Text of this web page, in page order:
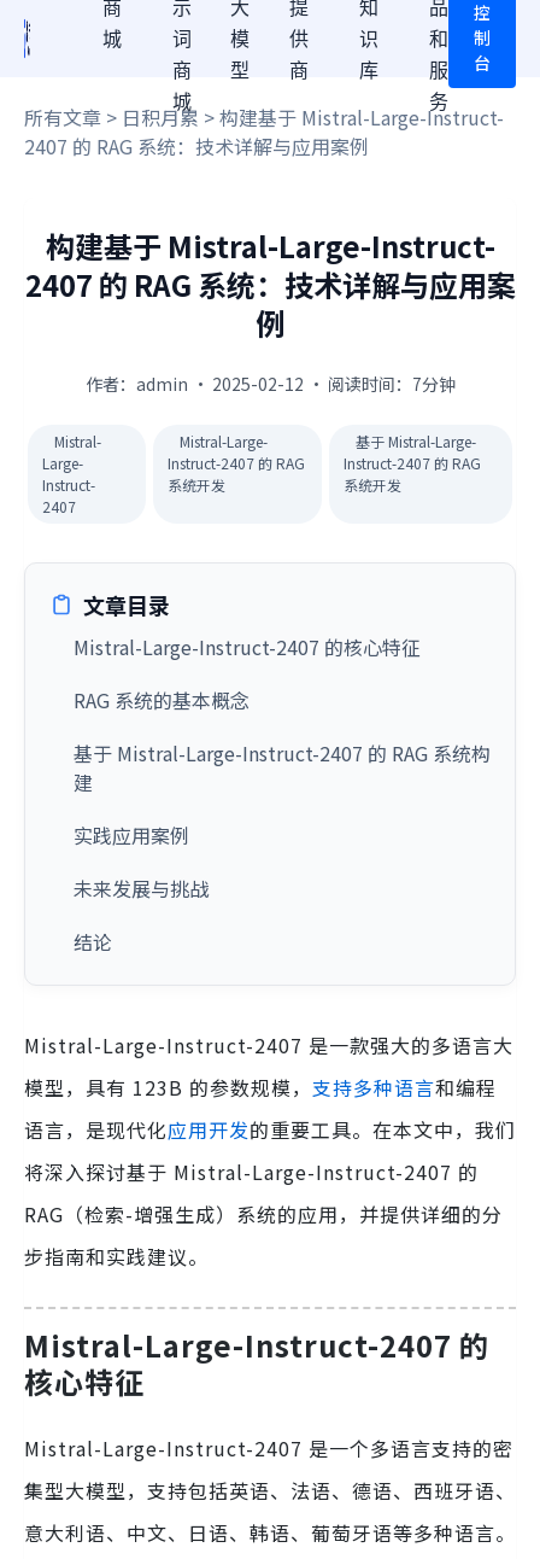
商
城
示
词
商
城
大
模
型
提
供
商
知
识
库
品
和
服
务
控
制
台
所有文章 > 日积月累 > 构建基于 Mistral-Large-Instruct-
2407 的 RAG 系统：技术详解与应用案例
构建基于 Mistral-Large-Instruct-
2407 的 RAG 系统：技术详解与应用案
例
作者：admin · 2025-02-12 · 阅读时间：7分钟
Mistral-
Large-
Instruct-
2407
Mistral-Large-
Instruct-2407 的 RAG
系统开发
基于 Mistral-Large-
Instruct-2407 的 RAG
系统开发
文章目录
Mistral-Large-Instruct-2407 的核心特征
RAG 系统的基本概念
基于 Mistral-Large-Instruct-2407 的 RAG 系统构
建
实践应用案例
未来发展与挑战
结论
Mistral-Large-Instruct-2407 是一款强大的多语言大
模型，具有 123B 的参数规模， 支持多种语言和编程
语言，是现代化应用开发的重要工具。在本文中，我们
将深入探讨基于 Mistral-Large-Instruct-2407 的
RAG（检索-增强生成）系统的应用，并提供详细的分
步指南和实践建议。
Mistral-Large-Instruct-2407 的
核心特征
Mistral-Large-Instruct-2407 是一个多语言支持的密
集型大模型，支持包括英语、法语、德语、西班牙语、
意大利语、中文、日语、韩语、葡萄牙语等多种语言。